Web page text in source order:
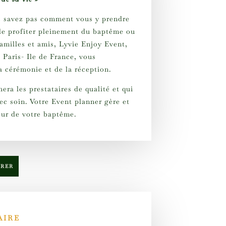
pas comment vous y prendre
profiter pleinement du baptême ou
et amis, Lyvie Enjoy Event,
Ile de France, vous
cérémonie et de la réception.
les prestataires de qualité et qui
soin. Votre Event planner gère et
de votre baptême.